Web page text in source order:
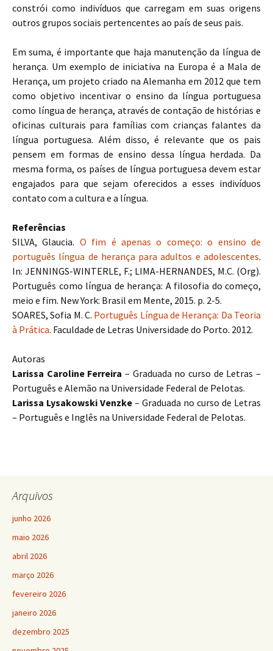
constrói como indivíduos que carregam em suas origens
outros grupos sociais pertencentes ao país de seus pais.
Em suma, é importante que haja manutenção da língua de
herança. Um exemplo de iniciativa na Europa é a Mala de
Herança, um projeto criado na Alemanha em 2012 que tem
como objetivo incentivar o ensino da língua portuguesa
como língua de herança, através de contação de histórias e
oficinas culturais para famílias com crianças falantes da
língua portuguesa. Além disso, é relevante que os pais
pensem em formas de ensino dessa língua herdada. Da
mesma forma, os países de língua portuguesa devem estar
engajados para que sejam oferecidos a esses indivíduos
contato com a cultura e a língua.
Referências
SILVA, Glaucia. O fim é apenas o começo: o ensino de
português língua de herança para adultos e adolescentes.
In: JENNINGS-WINTERLE, F.; LIMA-HERNANDES, M.C. (Org).
Português como língua de herança: A filosofia do começo,
meio e fim. New York: Brasil em Mente, 2015. p. 2-5.
SOARES, Sofia M. C. Português Língua de Herança: Da Teoria
à Prática. Faculdade de Letras Universidade do Porto. 2012.
Autoras
Larissa Caroline Ferreira – Graduada no curso de Letras –
Português e Alemão na Universidade Federal de Pelotas.
Larissa Lysakowski Venzke – Graduada no curso de Letras
– Português e Inglês na Universidade Federal de Pelotas.
Arquivos
junho 2026
maio 2026
abril 2026
março 2026
fevereiro 2026
janeiro 2026
dezembro 2025